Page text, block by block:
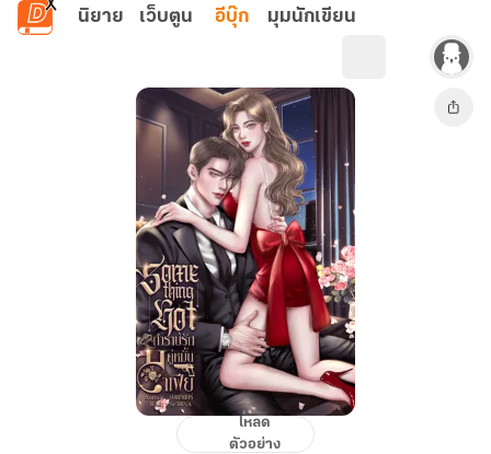
ข้ามไปยังเนื้อหาหลัก
นิยาย เว็บตูน อีบุ๊ก มุมนักเขียน
Something
โหลด
ตัวอย่าง